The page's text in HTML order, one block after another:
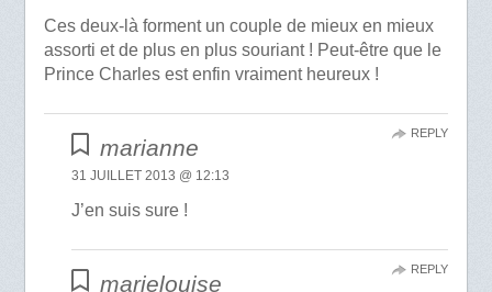
Ces deux-là forment un couple de mieux en mieux
assorti et de plus en plus souriant ! Peut-être que le
Prince Charles est enfin vraiment heureux !
marianne
31 JUILLET 2013 @ 12:13
J’en suis sure !
REPLY
marielouise
REPLY